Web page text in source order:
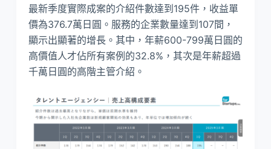
最新季度實際成案的介紹件數達到195件，收益單
價為376.7萬日圓。服務的企業數量達到107間，
顯示出顯著的增長。其中，年薪600-799萬日圓的
高價值人才佔所有案例的32.8%，其次是年薪超過
千萬日圓的高階主管介紹。